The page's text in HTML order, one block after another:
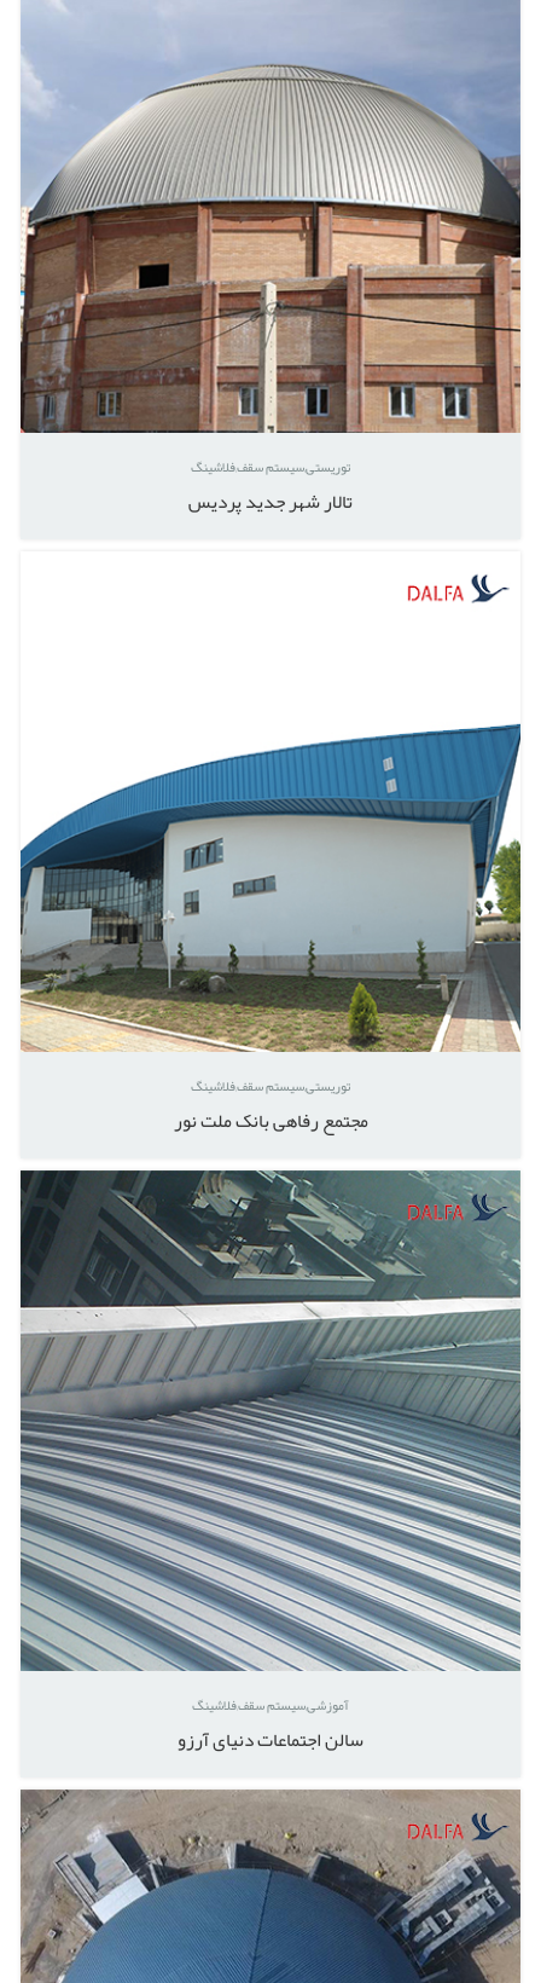
توریستیسیستم سقففلاشینگ
تالار شهر جدید پردیس
توریستیسیستم سقففلاشینگ
مجتمع رفاهی بانک ملت نور
آموزشیسیستم سقففلاشینگ
سالن اجتماعات دنیای آرزو